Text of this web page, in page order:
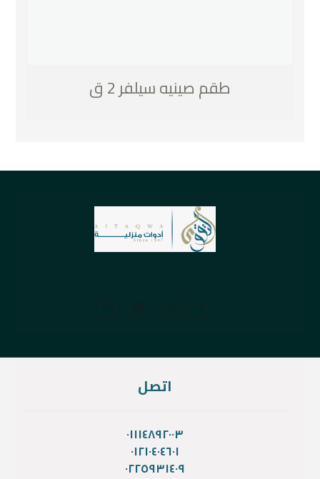
طقم صينيه سيلفر 2 ق
اتصل
٠١١١٤٨٩٢٠٠٣
٠١٢١٠٤٠٤٦٠١
٠٢٢٥٩٣١٤٠٩